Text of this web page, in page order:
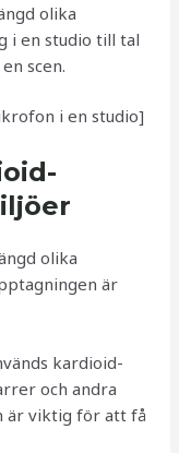
olika
i en studio till tal
scen.
i en studio]
olika
är
kardioid-
och andra
är viktig för att få